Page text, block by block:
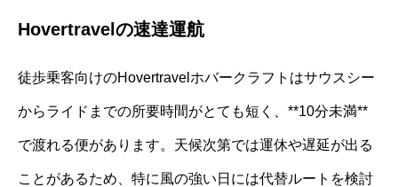
Hovertravelの速達運航
徒歩乗客向けのHovertravelホバークラフトはサウスシー
からライドまでの所要時間がとても短く、**10分未満**
で渡れる便があります。天候次第では運休や遅延が出る
ことがあるため、特に風の強い日には代替ルートを検討